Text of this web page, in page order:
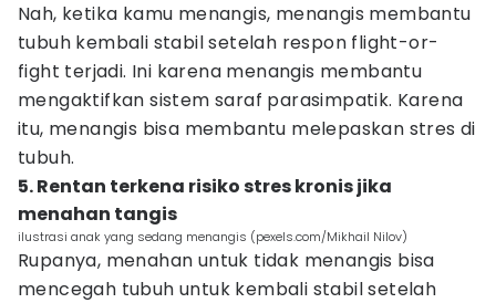
Nah, ketika kamu menangis, menangis membantu
tubuh kembali stabil setelah respon flight-or-
fight terjadi. Ini karena menangis membantu
mengaktifkan sistem saraf parasimpatik. Karena
itu, menangis bisa membantu melepaskan stres di
tubuh.
5. Rentan terkena risiko stres kronis jika
menahan tangis
ilustrasi anak yang sedang menangis (pexels.com/Mikhail Nilov)
Rupanya, menahan untuk tidak menangis bisa
mencegah tubuh untuk kembali stabil setelah